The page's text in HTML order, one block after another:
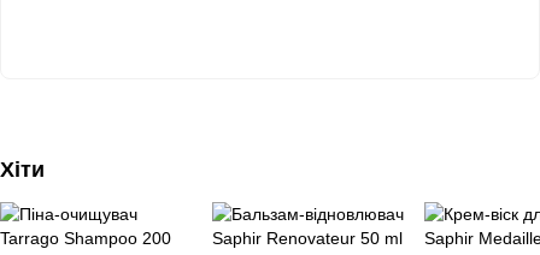
Хіти